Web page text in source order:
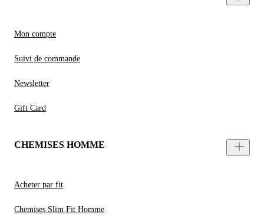
Mon compte
Suivi de commande
Newsletter
Gift Card
CHEMISES HOMME
Acheter par fit
Chemises Slim Fit Homme